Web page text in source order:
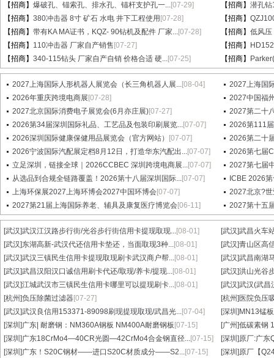
【招商】 爆破孔、锚索孔、排水孔、锚杆支护孔一...[07-29] 【招商】 潜孔钻
【招商】 380冲击器 8寸 矿石 水电 井下工程使用 [07-28] 【招商】
【招商】 带有KA MA证书，KQZ- 90钻机及配件 厂家...[07-28] 【招商】 低风压
【招商】 110冲击器 厂家自产销售 [07-27] 【招商】
【招商】 340-115钻头 厂家自产自销 价格合适 硬...[07-25] 【招商】
2027上海国际人形机器人展览会（长三角机器人展...[08-04]
2027上海国
2026年重庆跨境电商展 [07-28]
2027中国福
2027北京国际消费电子展览会(6月亦庄展)[07-27]
2027第二十
2026第34届深圳国际礼品、工艺品及包装印刷展览...[07-07]
2026第111
2026深圳国际健康保健用品展览会（官方网站）
[07-07]
2026第二十
2026宁波国际汽配展定档8月12日，打造华东汽配出...[07-07]
2026第七届
立足深圳，链接全球｜2026CCBEC 深圳跨境电商展...[07-07]
2027第七届
从选品到合规全链路覆盖！2026第十八届深圳国际...[07-07]
ICBE 2026
上海环保展2027上海环博会2027中国环博会[07-07]
2027北京?世
2027第21届上海国际养老、辅具及康复医疗博览会[06-11] 2027第十五
[武汉]武汉江汉路步行街/光谷步行街信用卡提现取现...[08-01] [武汉]武昌火车
[武汉]东湖高新-武汉代还信用卡垫还，当面取现3种...[08-01] [武汉]青山区高
[武汉]武汉三镇民生信用卡提现取现刷卡武汉商户帮...[08-01] [武汉]武昌南湖
[武汉]武昌汉阳汉口诚信用刷卡代还/取现/养卡/提现...[08-01] [武汉]洪山光谷
[武汉]江城武汉市三镇民生信用卡哪里可以提现刷卡...[08-01] [武汉]武汉(武昌
[杭州]负压除菌过滤器[07-27] [杭州] 医院负压
[武汉]武汉良信用153371-89098刷现提现取现/武昌光...[07-04] [深圳] MN13锰
[深圳]广东| 耐磨钢：NM360A钢板 NM400A耐磨钢板 [07-15] [广州]低碳素钢
[深圳]广东18CrMo4—40CR光圆—42CrMo4合金钢直径...[07-15] [深圳]原厂:广东
[深圳]广东！S20C钢材——进口S20C材质成分——S2...[07-15] [深圳]原厂【